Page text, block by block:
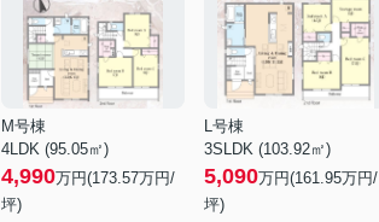
M号棟
4LDK (95.05㎡)
4,990万円(173.57万円/
坪)
L号棟
3SLDK (103.92㎡)
5,090万円(161.95万円/
坪)